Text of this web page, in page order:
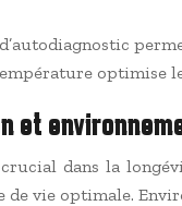
optimise
et
dans la
vie optimale.